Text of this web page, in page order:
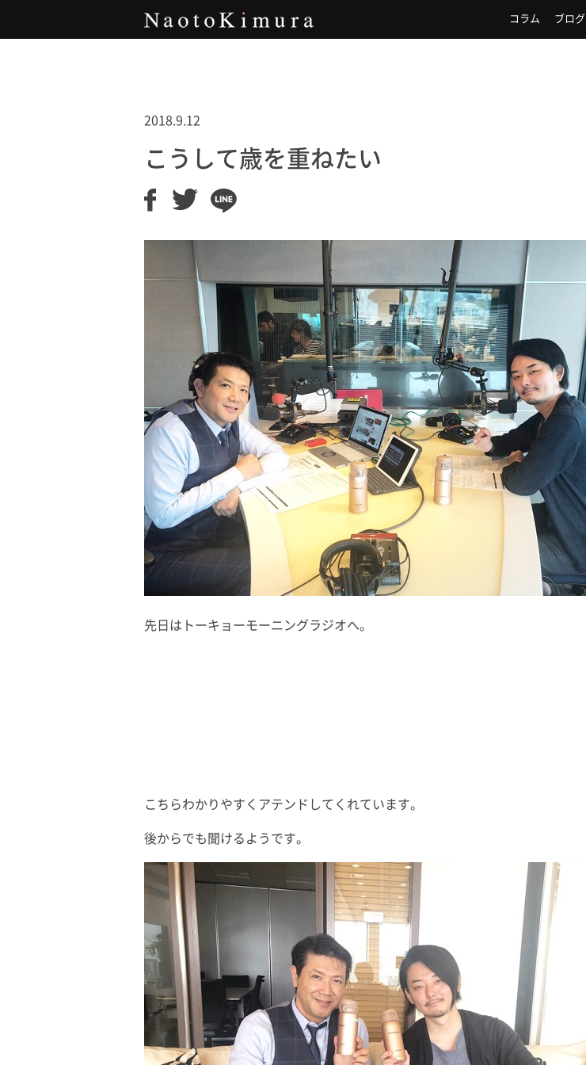
コラム ブログ
2018.9.12
こうして歳を重ねたい
先日はトーキョーモーニングラジオへ。
こちらわかりやすくアテンドしてくれています。
後からでも聞けるようです。